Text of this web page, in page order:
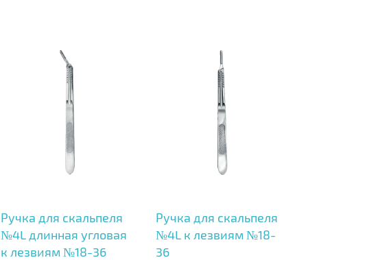
Ручка для скальпеля
№4L длинная угловая
к лезвиям №18-36
Ручка для скальпеля
№4L к лезвиям №18-
36